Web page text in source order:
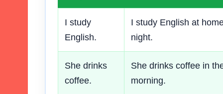
I study
English.
I study English at
night.
She drinks
coffee.
She drinks coffee in
morning.